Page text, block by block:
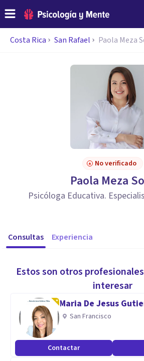
Costa Rica San Rafael Paola Meza
No verificado
Paola Meza
Psicóloga Educativa.
Consultas Experiencia
Estos son otros
interesar
Maria De Jesus
San Francisco
Contactar